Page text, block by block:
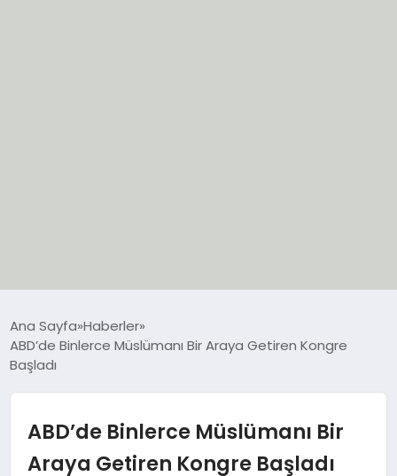
EKONOMİ
Ana Sayfa Haberler
ABD’de Binlerce Müslümanı Bir Araya Getiren Kongre
Başladı
ABD’de Binlerce Müslümanı Bir
Araya Getiren Kongre Başladı